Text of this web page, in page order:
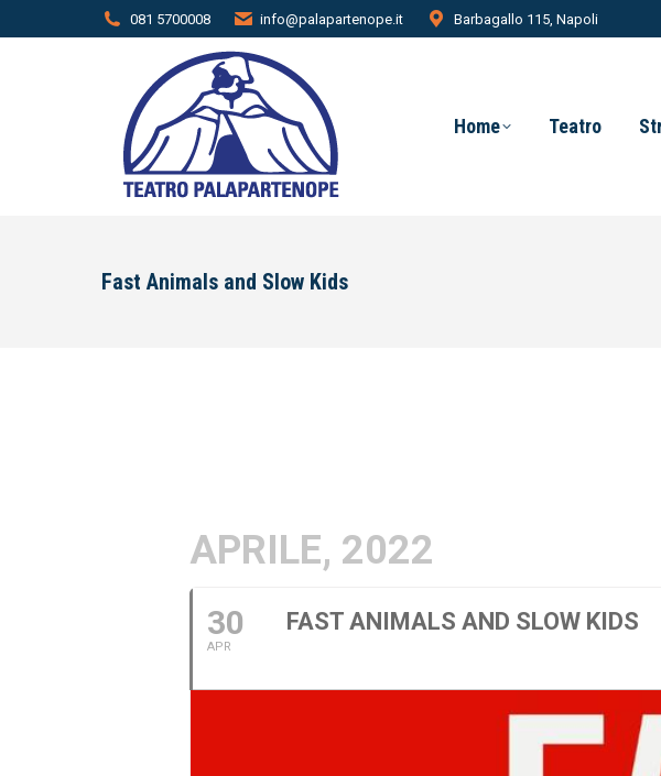
081 5700008 info@palapartenope.it Barbagallo 115, Napoli
Home Teatro
Fast Animals and Slow Kids
APRILE, 2022
30
APR
FAST ANIMALS AND SLOW KIDS